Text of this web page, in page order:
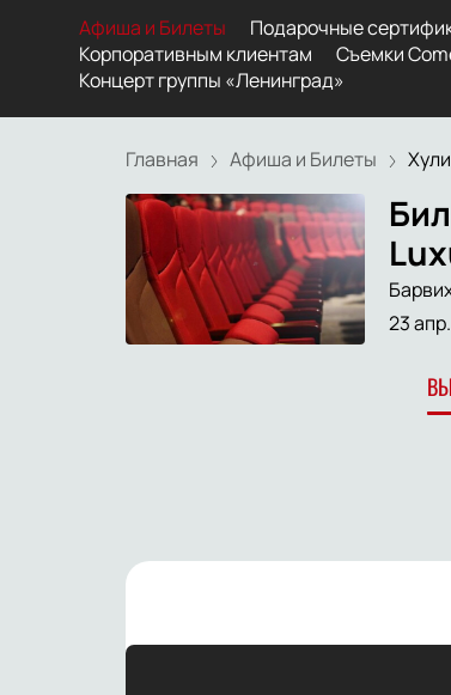
Афиша и Билеты Подарочные
Корпоративным клиентам
Съемки
Концерт группы «Ленинград»
Главная Афиша и Билеты
23